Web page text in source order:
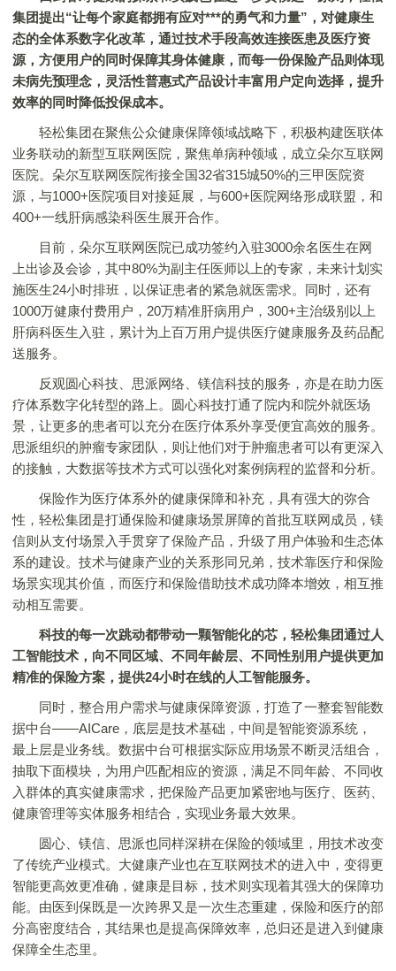
集团提出“让每个家庭都拥有应对***的勇气和力量”，对健康生
态的全体系数字化改革，通过技术手段高效连接医患及医疗资
源，方便用户的同时保障其身体健康，而每一份保险产品则体现
未病先预理念，灵活性普惠式产品设计丰富用户定向选择，提升
效率的同时降低投保成本。
轻松集团在聚焦公众健康保障领域战略下，积极构建医联体
业务联动的新型互联网医院，聚焦单病种领域，成立朵尔互联网
医院。朵尔互联网医院衔接全国32省315城50%的三甲医院资
源，与1000+医院项目对接延展，与600+医院网络形成联盟，和
400+一线肝病感染科医生展开合作。
目前，朵尔互联网医院已成功签约入驻3000余名医生在网
上出诊及会诊，其中80%为副主任医师以上的专家，未来计划实
施医生24小时排班，以保证患者的紧急就医需求。同时，还有
1000万健康付费用户，20万精准肝病用户，300+主治级别以上
肝病科医生入驻，累计为上百万用户提供医疗健康服务及药品配
送服务。
反观圆心科技、思派网络、镁信科技的服务，亦是在助力医
疗体系数字化转型的路上。圆心科技打通了院内和院外就医场
景，让更多的患者可以充分在医疗体系外享受便宜高效的服务。
思派组织的肿瘤专家团队，则让他们对于肿瘤患者可以有更深入
的接触，大数据等技术方式可以强化对案例病程的监督和分析。
保险作为医疗体系外的健康保障和补充，具有强大的弥合
性，轻松集团是打通保险和健康场景屏障的首批互联网成员，镁
信则从支付场景入手贯穿了保险产品，升级了用户体验和生态体
系的建设。技术与健康产业的关系形同兄弟，技术靠医疗和保险
场景实现其价值，而医疗和保险借助技术成功降本增效，相互推
动相互需要。
科技的每一次跳动都带动一颗智能化的芯，轻松集团通过人
工智能技术，向不同区域、不同年龄层、不同性别用户提供更加
精准的保险方案，提供24小时在线的人工智能服务。
同时，整合用户需求与健康保障资源，打造了一整套智能数
据中台——AICare，底层是技术基础，中间是智能资源系统，
最上层是业务线。数据中台可根据实际应用场景不断灵活组合，
抽取下面模块，为用户匹配相应的资源，满足不同年龄、不同收
入群体的真实健康需求，把保险产品更加紧密地与医疗、医药、
健康管理等实体服务相结合，实现业务最大效果。
圆心、镁信、思派也同样深耕在保险的领域里，用技术改变
了传统产业模式。大健康产业也在互联网技术的进入中，变得更
智能更高效更准确，健康是目标，技术则实现着其强大的保障功
能。由医到保既是一次跨界又是一次生态重建，保险和医疗的部
分高密度结合，其结果也是提高保障效率，总归还是进入到健康
保障全生态里。